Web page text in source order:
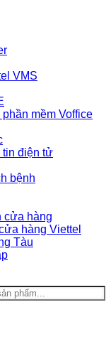
VMS
mềm Voffice
tin điện tử
bệnh
cửa hàng
hàng Viettel
Tàu